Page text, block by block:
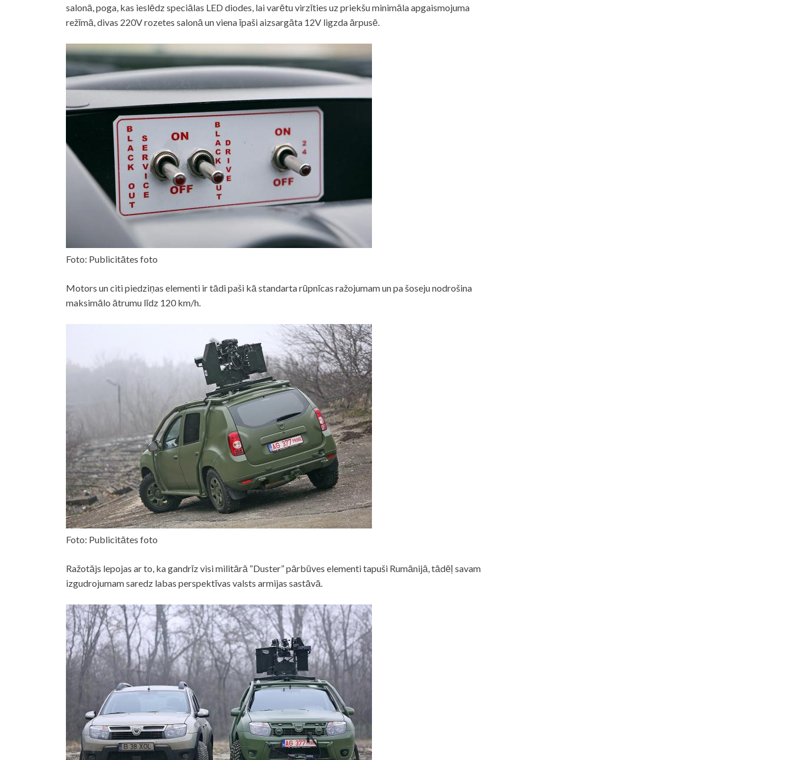
salonā, poga, kas ieslēdz speciālas LED diodes, lai varētu virzīties uz priekšu minimāla apgaismojuma
režīmā, divas 220V rozetes salonā un viena īpaši aizsargāta 12V ligzda ārpusē.
Foto: Publicitātes foto
Motors un citi piedziņas elementi ir tādi paši kā standarta rūpnīcas ražojumam un pa šoseju nodrošina
maksimālo ātrumu līdz 120 km/h.
Foto: Publicitātes foto
Ražotājs lepojas ar to, ka gandrīz visi militārā “Duster” pārbūves elementi tapuši Rumānijā, tādēļ savam
izgudrojumam saredz labas perspektīvas valsts armijas sastāvā.